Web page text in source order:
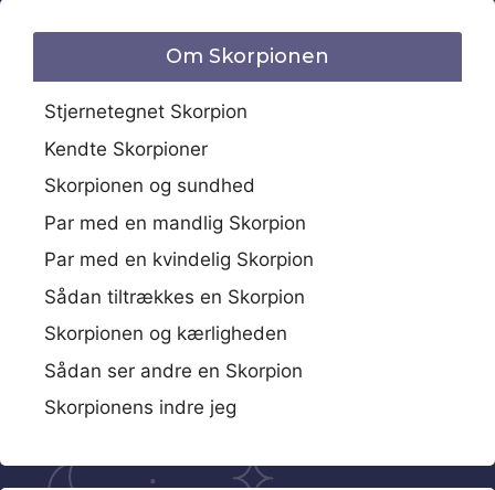
Om Skorpionen
Stjernetegnet Skorpion
Kendte Skorpioner
Skorpionen og sundhed
Par med en mandlig Skorpion
Par med en kvindelig Skorpion
Sådan tiltrækkes en Skorpion
Skorpionen og kærligheden
Sådan ser andre en Skorpion
Skorpionens indre jeg